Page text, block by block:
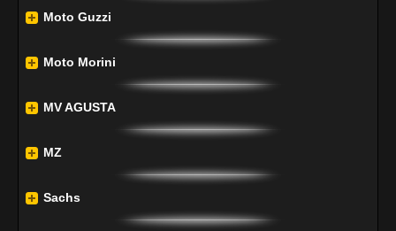
Moto Guzzi
Moto Morini
MV AGUSTA
MZ
Sachs